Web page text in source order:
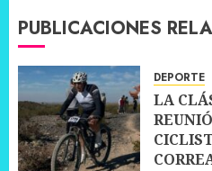
PUBLICACIONES
DEPORTE
LA